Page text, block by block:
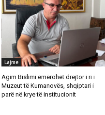
Lajme
Agim Bislimi emërohet drejtor i ri i
Muzeut të Kumanovës, shqiptari i
parë në krye të institucionit